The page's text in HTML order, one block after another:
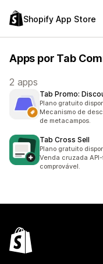
Shopify App Store
Apps por Tab
2 apps
Tab Promo:
Plano gratuito
Mecanismo de
de metacampos.
Tab Cross Sell
Plano gratuito
Venda cruzada
comprovável.